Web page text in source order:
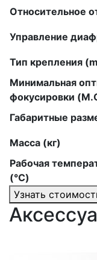
Относительное
Управление
Тип крепления
Минимальная
фокусировки
Габаритные
Масса (кг)
Рабочая
(°C)
Узнать